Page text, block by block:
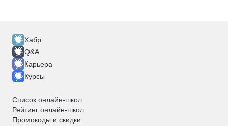
Хабр
Q&A
Карьера
Курсы
Список онлайн-школ
Рейтинг онлайн-школ
Промокоды и скидки